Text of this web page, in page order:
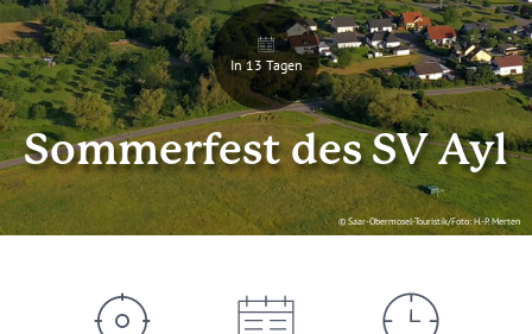
© Saar-Obermosel-Touristik/Foto: H.-P. Merten
In 13 Tagen
Sommerfest des SV Ayl